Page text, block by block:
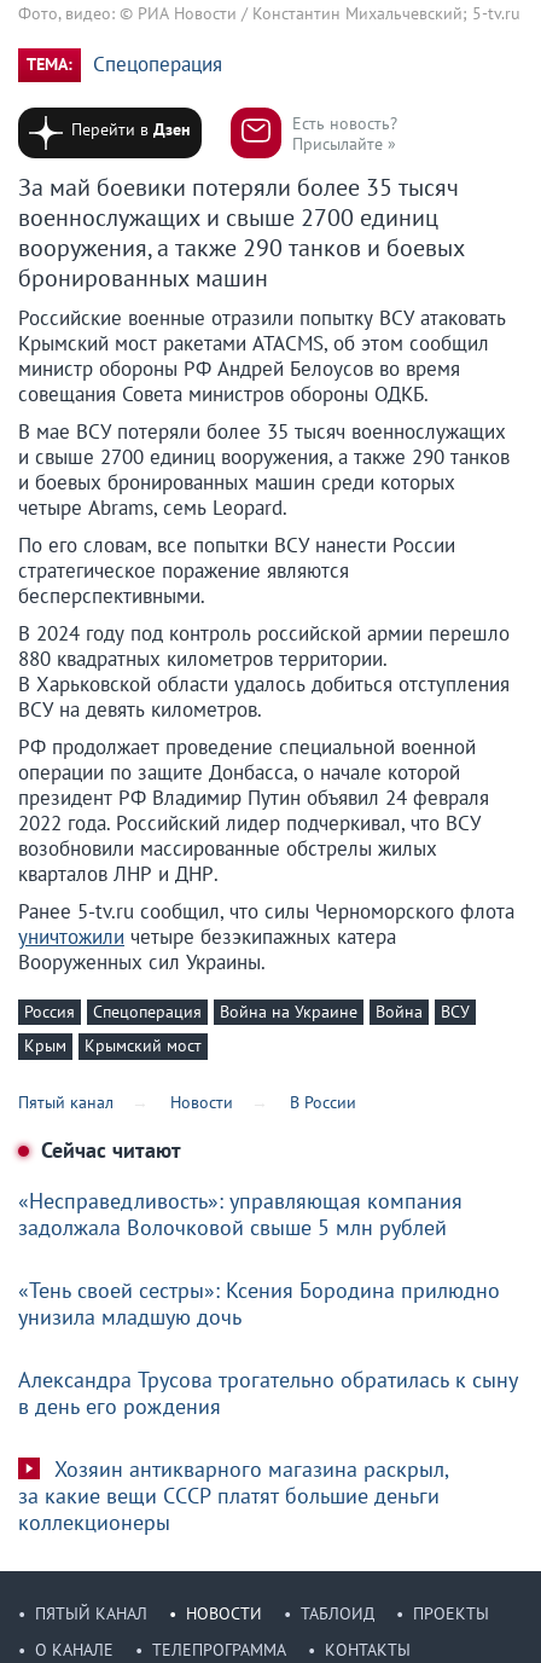
Фото, видео: © РИА Новости / Константин Михальчевский; 5-tv.ru
ТЕМА: Спецоперация
Перейти вДзен
Есть новость?
Присылайте »
За май боевики потеряли более 35 тысяч
военнослужащих и свыше 2700 единиц
вооружения, а также 290 танков и боевых
бронированных машин
Российские военные отразили попытку ВСУ атаковать
Крымский мост ракетами ATACMS, об этом сообщил
министр обороны РФ Андрей Белоусов во время
совещания Совета министров обороны ОДКБ.
В мае ВСУ потеряли более 35 тысяч военнослужащих
и свыше 2700 единиц вооружения, а также 290 танков
и боевых бронированных машин среди которых
четыре Abrams, семь Leopard.
По его словам, все попытки ВСУ нанести России
стратегическое поражение являются
бесперспективными.
В 2024 году под контроль российской армии перешло
880 квадратных километров территории.
В Харьковской области удалось добиться отступления
ВСУ на девять километров.
РФ продолжает проведение специальной военной
операции по защите Донбасса, о начале которой
президент РФ Владимир Путин объявил 24 февраля
2022 года. Российский лидер подчеркивал, что ВСУ
возобновили массированные обстрелы жилых
кварталов ЛНР и ДНР.
Ранее 5-tv.ru сообщил, что силы Черноморского флота
уничтожили четыре безэкипажных катера
Вооруженных сил Украины.
Россия Спецоперация Война на Украине Война
ВСУ
Крым
Крымский мост
Пятый канал Новости В России
Сейчас читают
«Несправедливость»: управляющая компания
задолжала Волочковой свыше 5 млн рублей
«Тень своей сестры»: Ксения Бородина прилюдно
унизила младшую дочь
Александра Трусова трогательно обратилась к сыну
в день его рождения
Хозяин антикварного магазина раскрыл,
за какие вещи СССР платят большие деньги
коллекционеры
ПЯТЫЙ КАНАЛ НОВОСТИ ТАБЛОИД
ПРОЕКТЫ
О КАНАЛЕ
ТЕЛЕПРОГРАММА КОНТАКТЫ